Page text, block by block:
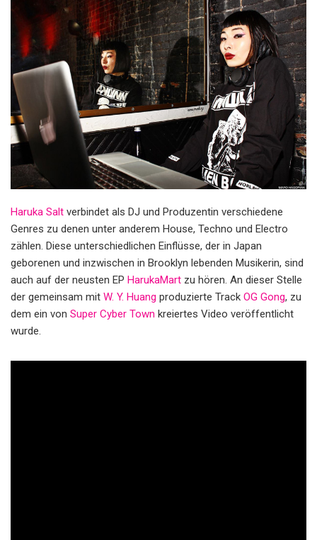
Haruka Salt verbindet als DJ und Produzentin verschiedene
Genres zu denen unter anderem House, Techno und Electro
zählen. Diese unterschiedlichen Einflüsse, der in Japan
geborenen und inzwischen in Brooklyn lebenden Musikerin, sind
auch auf der neusten EP HarukaMart zu hören. An dieser Stelle
der gemeinsam mit W. Y. Huang produzierte Track OG Gong, zu
dem ein von Super Cyber Town kreiertes Video veröffentlicht
wurde.